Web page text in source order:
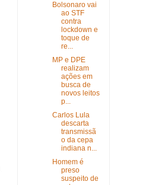
Bolsonaro vai
ao STF
contra
lockdown e
toque de
re...
MP e DPE
realizam
ações em
busca de
novos leitos
p...
Carlos Lula
descarta
transmissã
o da cepa
indiana n...
Homem é
preso
suspeito de